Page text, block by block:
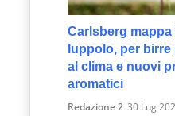
Carlsberg mappa
luppolo, per
al clima e nuovi
aromatici
Redazione 2 30 Lug